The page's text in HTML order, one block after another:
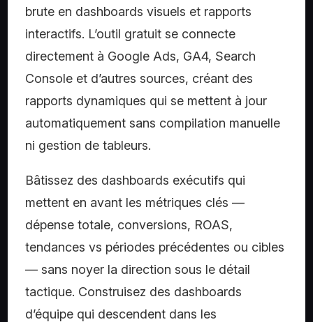
brute en dashboards visuels et rapports
interactifs. L’outil gratuit se connecte
directement à Google Ads, GA4, Search
Console et d’autres sources, créant des
rapports dynamiques qui se mettent à jour
automatiquement sans compilation manuelle
ni gestion de tableurs.
Bâtissez des dashboards exécutifs qui
mettent en avant les métriques clés —
dépense totale, conversions, ROAS,
tendances vs périodes précédentes ou cibles
— sans noyer la direction sous le détail
tactique. Construisez des dashboards
d’équipe qui descendent dans les